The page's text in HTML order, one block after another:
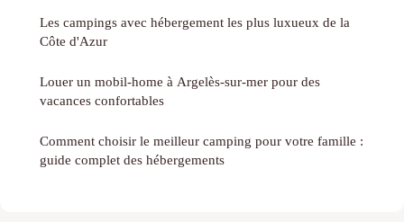
Les campings avec hébergement les plus luxueux de la
Côte d'Azur
Louer un mobil-home à Argelès-sur-mer pour des
vacances confortables
Comment choisir le meilleur camping pour votre famille :
guide complet des hébergements